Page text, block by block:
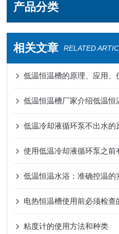
产品分类
相关文章 RELATED
低温恒温槽的原理、应用、
低温恒温槽厂家介绍低温
低温冷却液循环泵不出水的
低温恒温水浴：准确控温的
电热恒温槽使用前必须检查
粘度计的使用方法和种类